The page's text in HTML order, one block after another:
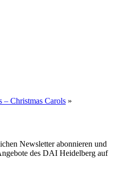
– Christmas Carols »
Newsletter abonnieren und
des DAI Heidelberg auf